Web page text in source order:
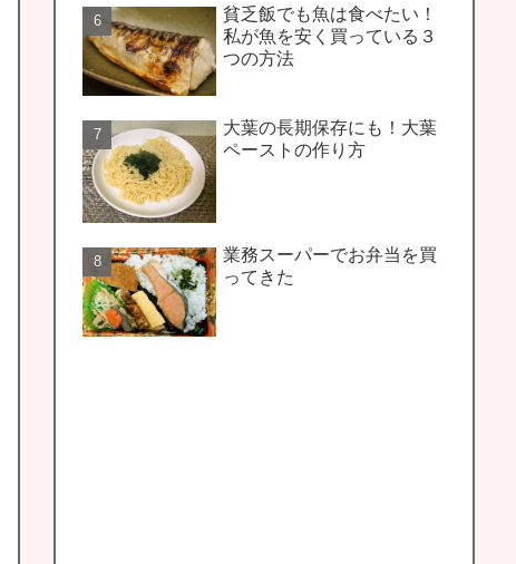
貧乏飯でも魚は食べたい！
私が魚を安く買っている３
つの方法
大葉の長期保存にも！大葉
ペーストの作り方
業務スーパーでお弁当を買
ってきた